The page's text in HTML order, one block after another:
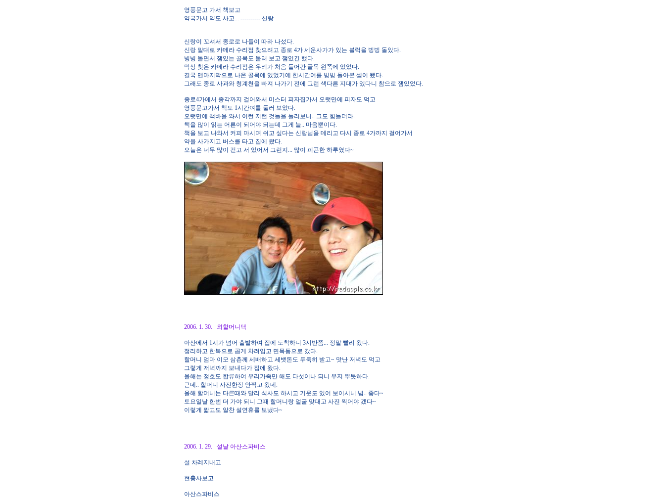
영풍문고 가서 책보고
약국가서 약도 사고... ---------- 신랑
신랑이 꼬셔서 종로로 나들이 따라 나섰다.
신랑 말대로 카메라 수리점 찾으려고 종로 4가 세운사가가 있는 블럭을 빙빙 돌았다.
빙빙 돌면서 잼있는 골목도 둘러 보고 잼있긴 했다.
막상 찾은 카메라 수리점은 우리가 처음 들어간 골목 왼쪽에 있었다.
결국 맨마지막으로 나온 골목에 있었기에 한시간여를 빙빙 돌아본 셈이 됐다.
그래도 종로 사과와 청계천을 빠져 나가기 전에 그런 색다른 지대가 있다니 참으로 잼있었다.
종로4가에서 종각까지 걸어와서 미스터 피자집가서 오랫만에 피자도 먹고
영풍문고가서 책도 1시간여를 둘러 보았다.
오랫만에 책바을 와서 이런 저런 것들을 둘러보니.. 그도 힘들더라.
책을 많이 읽는 어른이 되어야 되는데 그게 늘.. 마음뿐이다.
책을 보고 나와서 커피 마시며 쉬고 싶다는 신랑님을 데리고 다시 종로 4가까지 걸어가서
약을 사가지고 버스를 타고 집에 왔다.
오늘은 너무 많이 걷고 서 있어서 그런지... 많이 피곤한 하루였다~
2006. 1. 30. 외할머니댁
아산에서 1시가 넘어 출발하여 집에 도착하니 3시반쯤... 정말 빨리 왔다.
정리하고 한복으로 곱게 차려입고 면목동으로 갔다.
할머니 엄마 이모 삼촌께 세배하고 세뱃돈도 두둑히 받고~ 맛난 저녁도 먹고
그렇게 저녁까지 보내다가 집에 왔다.
올해는 정호도 합류하여 우리가족만 해도 다섯이나 되니 무지 뿌듯하다.
근데.. 할머니 사진한장 안찍고 왔네.
올해 할머니는 다른때와 달리 식사도 하시고 기운도 있어 보이시니 넘.. 좋다~
토요일날 한번 더 가야 되니 그때 할머니랑 얼굴 맞대고 사진 찍어야 겠다~
이렇게 짧고도 알찬 설연휴를 보냈다~
2006. 1. 29. 설날 아산스파비스
설 차례지내고
현충사보고
아산스파비스